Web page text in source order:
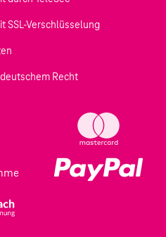
SSL-Verschlüsselung
Recht